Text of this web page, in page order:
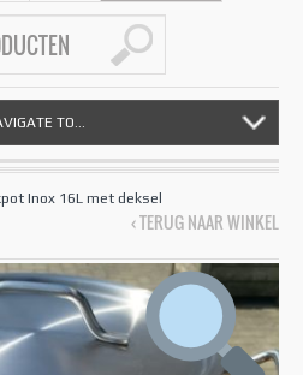
TO...
Inox 16L met deksel
‹ TERUG NAAR WINKEL